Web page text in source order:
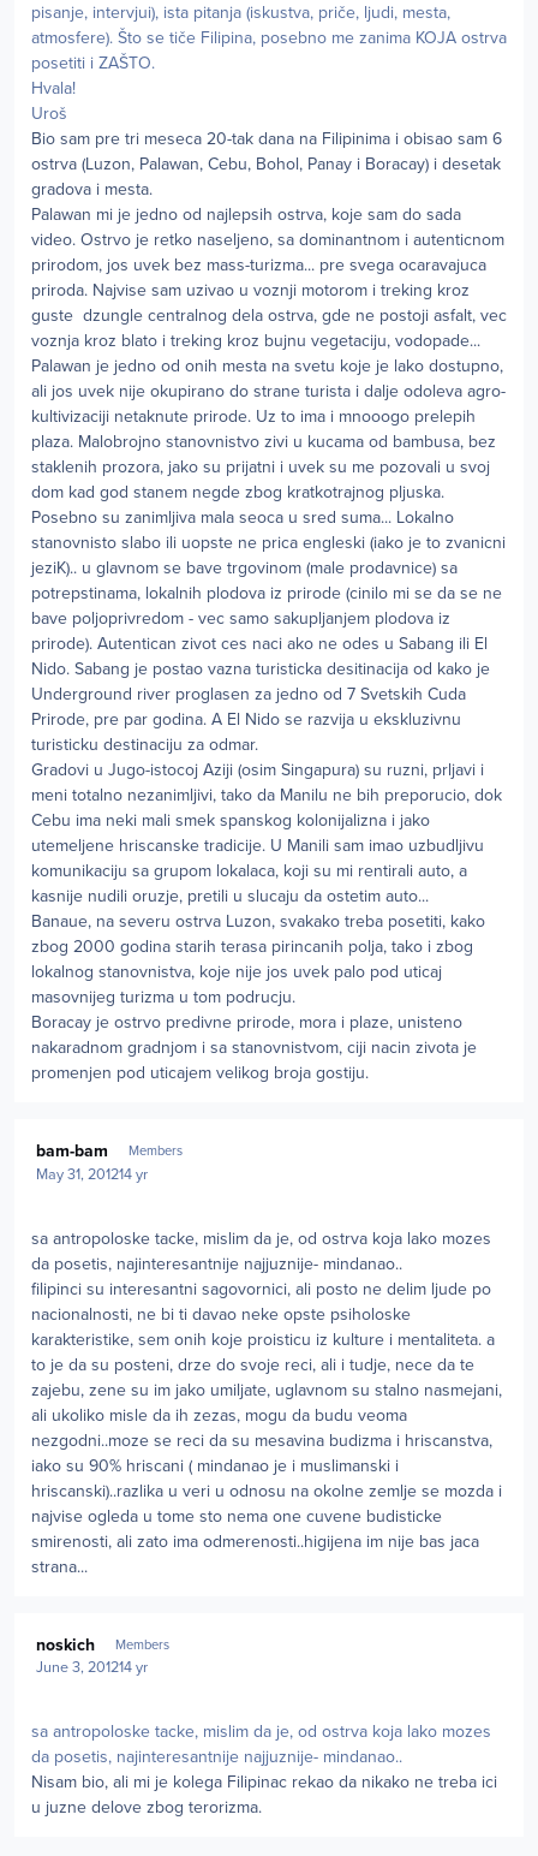
pisanje, intervjui), ista pitanja (iskustva, priče, ljudi, mesta,
atmosfere). Što se tiče Filipina, posebno me zanima KOJA ostrva
posetiti i ZAŠTO.
Hvala!
Uroš
Bio sam pre tri meseca 20-tak dana na Filipinima i obisao sam 6
ostrva (Luzon, Palawan, Cebu, Bohol, Panay i Boracay) i desetak
gradova i mesta.
Palawan mi je jedno od najlepsih ostrva, koje sam do sada
video. Ostrvo je retko naseljeno, sa dominantnom i autenticnom
prirodom, jos uvek bez mass-turizma... pre svega ocaravajuca
priroda. Najvise sam uzivao u voznji motorom i treking kroz
guste dzungle centralnog dela ostrva, gde ne postoji asfalt, vec
voznja kroz blato i treking kroz bujnu vegetaciju, vodopade...
Palawan je jedno od onih mesta na svetu koje je lako dostupno,
ali jos uvek nije okupirano do strane turista i dalje odoleva agro-
kultivizaciji netaknute prirode. Uz to ima i mnooogo prelepih
plaza. Malobrojno stanovnistvo zivi u kucama od bambusa, bez
staklenih prozora, jako su prijatni i uvek su me pozovali u svoj
dom kad god stanem negde zbog kratkotrajnog pljuska.
Posebno su zanimljiva mala seoca u sred suma... Lokalno
stanovnisto slabo ili uopste ne prica engleski (iako je to zvanicni
jeziK).. u glavnom se bave trgovinom (male prodavnice) sa
potrepstinama, lokalnih plodova iz prirode (cinilo mi se da se ne
bave poljoprivredom - vec samo sakupljanjem plodova iz
prirode). Autentican zivot ces naci ako ne odes u Sabang ili El
Nido. Sabang je postao vazna turisticka desitinacija od kako je
Underground river proglasen za jedno od 7 Svetskih Cuda
Prirode, pre par godina. A El Nido se razvija u ekskluzivnu
turisticku destinaciju za odmar.
Gradovi u Jugo-istocoj Aziji (osim Singapura) su ruzni, prljavi i
meni totalno nezanimljivi, tako da Manilu ne bih preporucio, dok
Cebu ima neki mali smek spanskog kolonijalizna i jako
utemeljene hriscanske tradicije. U Manili sam imao uzbudljivu
komunikaciju sa grupom lokalaca, koji su mi rentirali auto, a
kasnije nudili oruzje, pretili u slucaju da ostetim auto...
Banaue, na severu ostrva Luzon, svakako treba posetiti, kako
zbog 2000 godina starih terasa pirincanih polja, tako i zbog
lokalnog stanovnistva, koje nije jos uvek palo pod uticaj
masovnijeg turizma u tom podrucju.
Boracay je ostrvo predivne prirode, mora i plaze, unisteno
nakaradnom gradnjom i sa stanovnistvom, ciji nacin zivota je
promenjen pod uticajem velikog broja gostiju.
bam-bam Members
May 31, 201214 yr
sa antropoloske tacke, mislim da je, od ostrva koja lako mozes
da posetis, najinteresantnije najjuznije- mindanao..
filipinci su interesantni sagovornici, ali posto ne delim ljude po
nacionalnosti, ne bi ti davao neke opste psiholoske
karakteristike, sem onih koje proisticu iz kulture i mentaliteta. a
to je da su posteni, drze do svoje reci, ali i tudje, nece da te
zajebu, zene su im jako umiljate, uglavnom su stalno nasmejani,
ali ukoliko misle da ih zezas, mogu da budu veoma
nezgodni..moze se reci da su mesavina budizma i hriscanstva,
iako su 90% hriscani ( mindanao je i muslimanski i
hriscanski)..razlika u veri u odnosu na okolne zemlje se mozda i
najvise ogleda u tome sto nema one cuvene budisticke
smirenosti, ali zato ima odmerenosti..higijena im nije bas jaca
strana...
noskich Members
June 3, 201214 yr
sa antropoloske tacke, mislim da je, od ostrva koja lako mozes
da posetis, najinteresantnije najjuznije- mindanao..
Nisam bio, ali mi je kolega Filipinac rekao da nikako ne treba ici
u juzne delove zbog terorizma.